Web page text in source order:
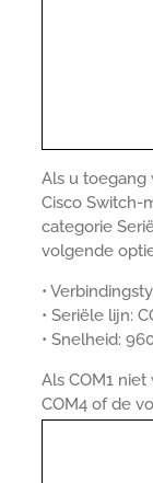
Als u toegang
Cisco Switch-
categorie
volgende
•
• Seriële lijn:
• Snelheid:
Als COM1
COM4 of de